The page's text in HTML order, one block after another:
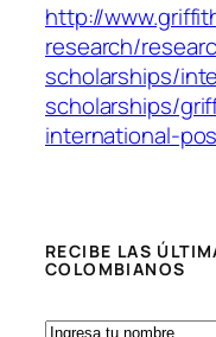
http://
research/
scholarships/
scholarships/
international-
RECIBE LAS
COLOMBIANOS